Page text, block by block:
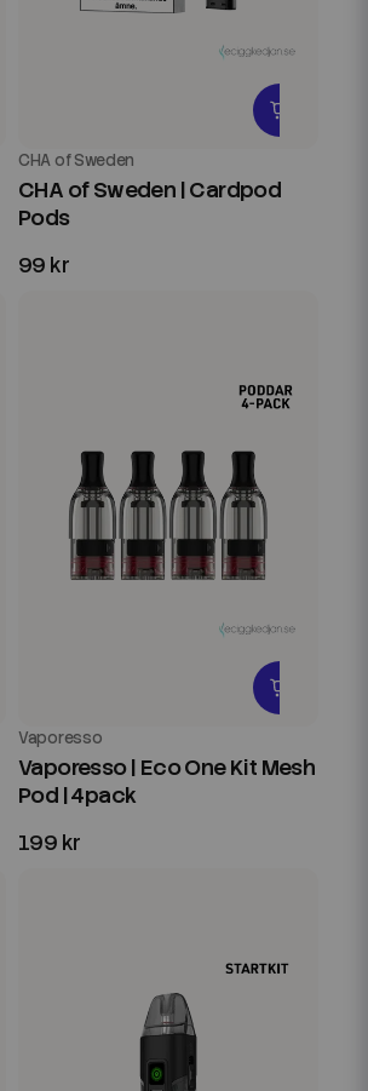
CHA of Sweden
CHA of Sweden | Cardpod
Pods
99 kr
Vaporesso
Vaporesso | Eco One Kit Mesh
Pod | 4pack
199 kr